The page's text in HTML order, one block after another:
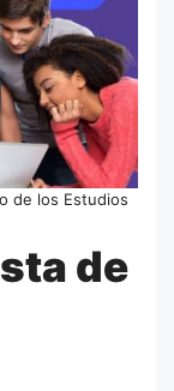
de los Estudios
de